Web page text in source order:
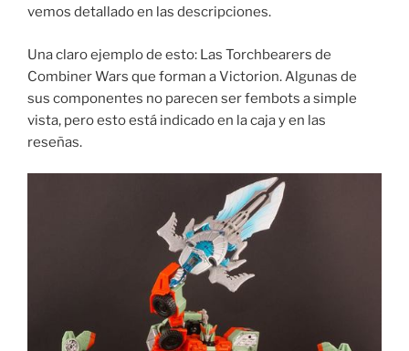
vemos detallado en las descripciones.
Una claro ejemplo de esto: Las Torchbearers de
Combiner Wars que forman a Victorion. Algunas de
sus componentes no parecen ser fembots a simple
vista, pero esto está indicado en la caja y en las
reseñas.